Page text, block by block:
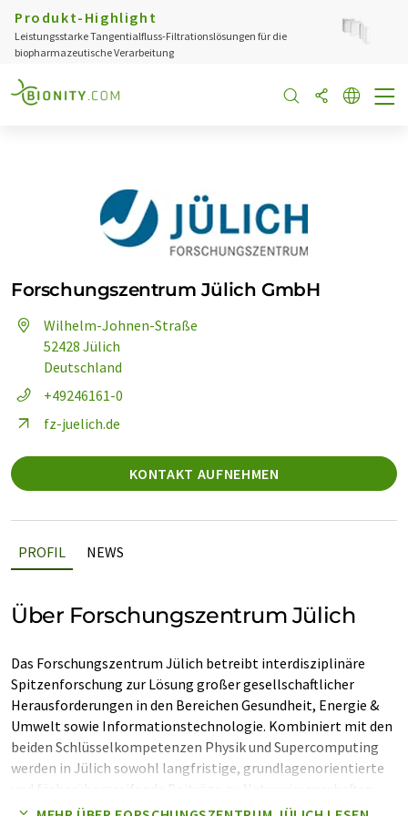
Produkt-Highlight
Leistungsstarke Tangentialfluss-Filtrationslösungen für die
biopharmazeutische Verarbeitung
Forschungszentrum Jülich GmbH
Wilhelm-Johnen-Straße
52428 Jülich
Deutschland
+49246161-0
fz-juelich.de
KONTAKT AUFNEHMEN
PROFIL NEWS
Über Forschungszentrum Jülich
Das Forschungszentrum Jülich betreibt interdisziplinäre
Spitzenforschung zur Lösung großer gesellschaftlicher
Herausforderungen in den Bereichen Gesundheit, Energie &
Umwelt sowie Informationstechnologie. Kombiniert mit den
beiden Schlüsselkompetenzen Physik und Supercomputing
werden in Jülich sowohl langfristige, grundlagenorientierte
und Technik erarbeitet als auch konkrete technologische